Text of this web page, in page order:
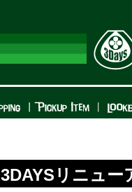
3DAYSリニュー